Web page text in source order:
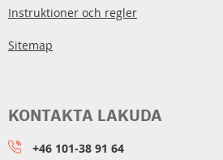
Instruktioner och regler
Sitemap
KONTAKTA LAKUDA
+46 101-38 91 64